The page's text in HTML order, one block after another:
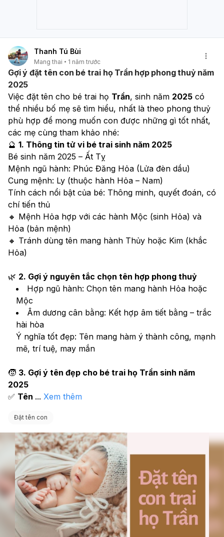
Thanh Tú Bùi
Mang thai 1 năm trước
Gợi ý đặt tên con bé trai họ Trần hợp phong thuỷ năm
2025
Việc đặt tên cho bé trai họ Trần, sinh năm 2025 có
thể nhiều bố mẹ sẽ tìm hiểu, nhất là theo phong thuỷ
phù hợp để mong muốn con được những gì tốt nhất,
các mẹ cùng tham khảo nhé:
🔮 1. Thông tin tử vi bé trai sinh năm 2025
Bé sinh năm 2025 – Ất Tỵ
Mệnh ngũ hành: Phúc Đăng Hỏa (Lửa đèn dầu)
Cung mệnh: Ly (thuộc hành Hỏa – Nam)
Tính cách nổi bật của bé: Thông minh, quyết đoán, có
chí tiến thủ
🔸 Mệnh Hỏa hợp với các hành Mộc (sinh Hỏa) và
Hỏa (bản mệnh)
🔸 Tránh dùng tên mang hành Thủy hoặc Kim (khắc
Hỏa)
🌿 2. Gợi ý nguyên tắc chọn tên hợp phong thuỷ
Hợp ngũ hành: Chọn tên mang hành Hỏa hoặc
Mộc
Âm dương cân bằng: Kết hợp âm tiết bằng – trắc
hài hòa
Ý nghĩa tốt đẹp: Tên mang hàm ý thành công, mạnh
mẽ, trí tuệ, may mắn
🧒 3. Gợi ý tên đẹp cho bé trai họ Trần sinh năm
2025
✅ Tên ... Xem thêm
Đặt tên con